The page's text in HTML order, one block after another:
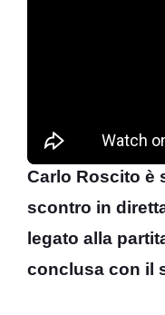
Carlo Roscito è
scontro in
legato alla
conclusa con il